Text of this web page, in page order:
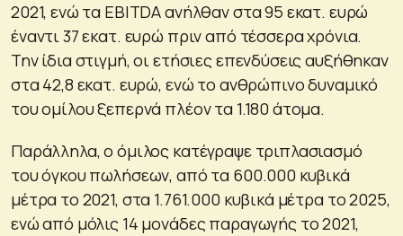
2021, ενώ τα EBITDA ανήλθαν στα 95 εκατ. ευρώ
έναντι 37 εκατ. ευρώ πριν από τέσσερα χρόνια.
Την ίδια στιγμή, οι ετήσιες επενδύσεις αυξήθηκαν
στα 42,8 εκατ. ευρώ, ενώ το ανθρώπινο δυναμικό
του oμίλου ξεπερνά πλέον τα 1.180 άτομα.
Παράλληλα, ο όμιλος κατέγραψε τριπλασιασμό
του όγκου πωλήσεων, από τα 600.000 κυβικά
μέτρα το 2021, στα 1.761.000 κυβικά μέτρα το 2025,
ενώ από μόλις 14 μονάδες παραγωγής το 2021,